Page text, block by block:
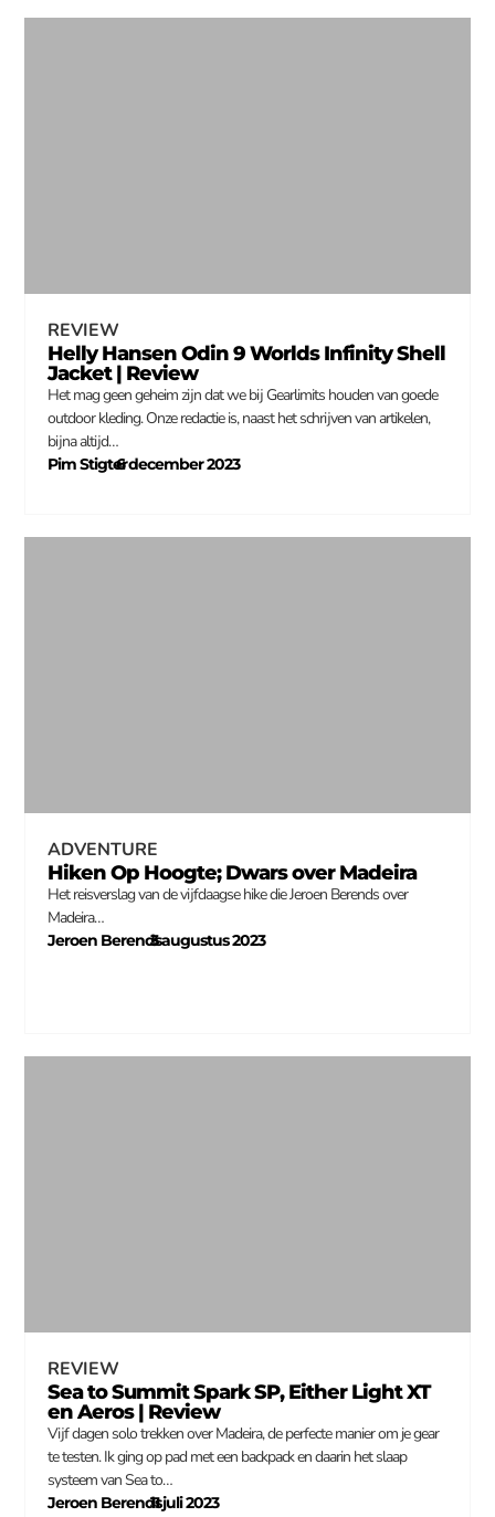
REVIEW
Helly Hansen Odin 9 Worlds Infinity Shell
Jacket | Review
Het mag geen geheim zijn dat we bij Gearlimits houden van goede
outdoor kleding. Onze redactie is, naast het schrijven van artikelen,
bijna altijd…
Pim Stigter
–
6 december 2023
ADVENTURE
Hiken Op Hoogte; Dwars over Madeira
Het reisverslag van de vijfdaagse hike die Jeroen Berends over
Madeira…
Jeroen Berends
–
3 augustus 2023
REVIEW
Sea to Summit Spark SP, Either Light XT
en Aeros | Review
Vijf dagen solo trekken over Madeira, de perfecte manier om je gear
te testen. Ik ging op pad met een backpack en daarin het slaap
systeem van Sea to…
Jeroen Berends
–
11 juli 2023